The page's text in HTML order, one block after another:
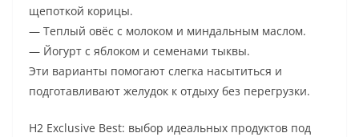
щепоткой корицы.
— Теплый овёс с молоком и миндальным маслом.
— Йогурт с яблоком и семенами тыквы.
Эти варианты помогают слегка насытиться и
подготавливают желудок к отдыху без перегрузки.
H2 Exclusive Best: выбор идеальных продуктов под